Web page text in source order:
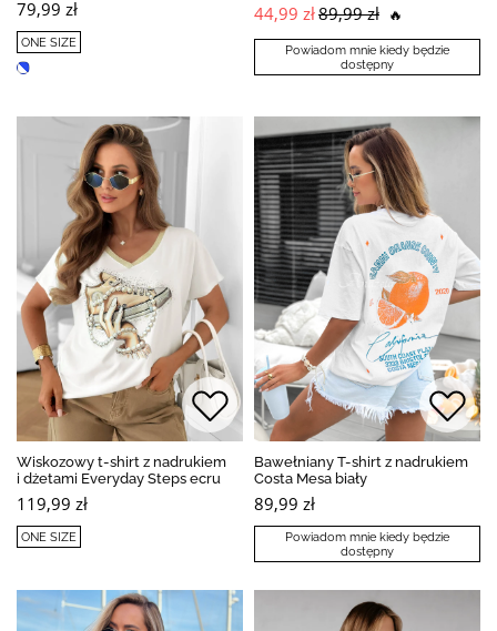
79,99 zł
ONE SIZE
44,99 zł89,99 zł 🔥
Powiadom mnie kiedy będzie
dostępny
Wiskozowy t-shirt z nadrukiem
i dżetami Everyday Steps ecru
119,99 zł
ONE SIZE
Bawełniany T-shirt z nadrukiem
Costa Mesa biały
89,99 zł
Powiadom mnie kiedy będzie
dostępny